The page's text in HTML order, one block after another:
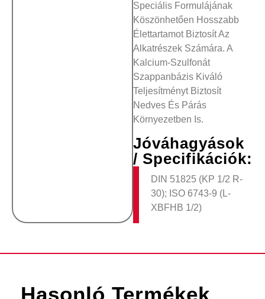
Speciális Formulájának
Köszönhetően Hosszabb
Élettartamot Biztosít Az
Alkatrészek Számára. A
Kalcium-Szulfonát
Szappanbázis Kiváló
Teljesítményt Biztosít
Nedves És Párás
Környezetben Is.
Jóváhagyások
/ Specifikációk:
DIN 51825 (KP 1/2 R-
30); ISO 6743-9 (L-
XBFHB 1/2)
Hasonló Termékek